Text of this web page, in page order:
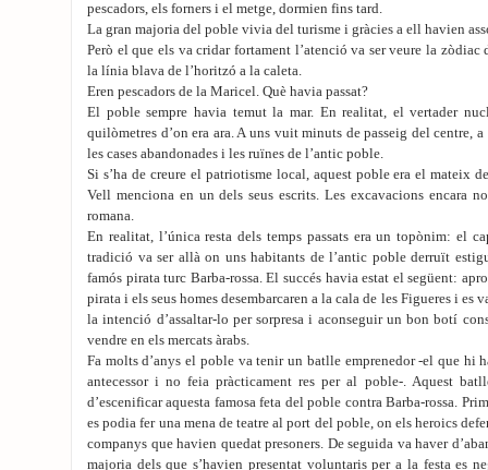
pescadors, els forners i el metge, dormien fins tard.
La gran majoria del poble vivia del turisme i gràcies a ell havien
Però el que els va cridar fortament l’atenció va ser veure la zòdiac
la línia blava de l’horitzó a la caleta.
Eren pescadors de la Maricel. Què havia passat?
El poble sempre havia temut la mar. En realitat, el vertader
quilòmetres d’on era ara. A uns vuit minuts de passeig del centre,
les cases abandonades i les ruïnes de l’antic poble.
Si s’ha de creure el patriotisme local, aquest poble era el mateix
Vell menciona en un dels seus escrits. Les excavacions encara
romana.
En realitat, l’única resta dels temps passats era un topònim: el
tradició va ser allà on uns habitants de l’antic poble derruït
famós pirata turc Barba-rossa. El succés havia estat el següent:
pirata i els seus homes desembarcaren a la cala de les Figueres i es
la intenció d’assaltar-lo per sorpresa i aconseguir un bon botí
vendre en els mercats àrabs.
Fa molts d’anys el poble va tenir un batlle emprenedor -el que hi
antecessor i no feia pràcticament res per al poble-. Aquest
d’escenificar aquesta famosa feta del poble contra Barba-rossa.
es podia fer una mena de teatre al port del poble, on els heroics
companys que havien quedat presoners. De seguida va haver
majoria dels que s’havien presentat voluntaris per a la festa es